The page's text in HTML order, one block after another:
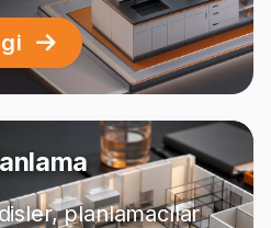
planlamacılar